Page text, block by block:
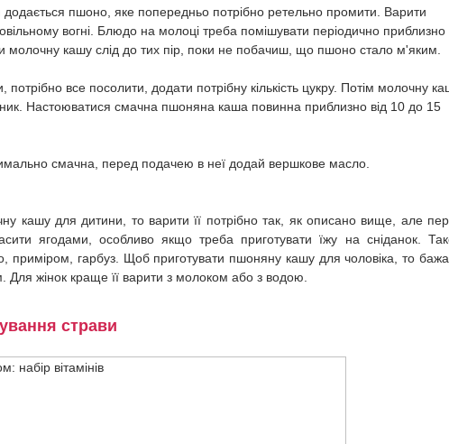
додається пшоно, яке попередньо потрібно ретельно промити. Варити
вогні. Блюдо на молоці треба помішувати періодично приблизно
молочну кашу слід до тих пір, поки не побачиш, що пшоно стало м'яким.
все посолити, додати потрібну кількість цукру. Потім молочну
Настоюватися смачна пшоняна каша повинна приблизно від 10 до 15
смачна, перед подачею в неї додай вершкове масло.
кашу для дитини, то варити її потрібно так, як описано вище, але
ягодами, особливо якщо треба приготувати їжу на сніданок.
приміром, гарбуз. Щоб приготувати пшоняну кашу для чоловіка, то
Для жінок краще її варити з молоком або з водою.
страви